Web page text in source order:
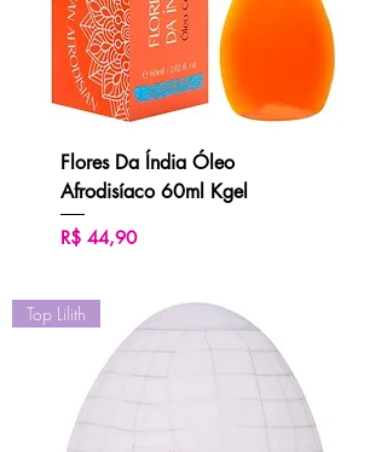
Flores Da Índia Óleo
Afrodisíaco 60ml Kgel
Preço
R$ 44,90
Top Lilith